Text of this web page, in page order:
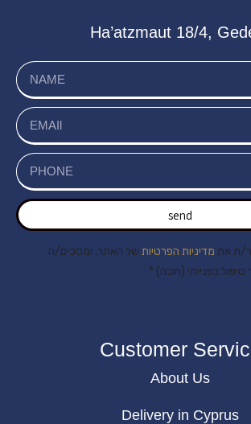
Ha’atzmaut 18/4,
send
ת את מדיניות הפרטיות של האתר, ומסכים/ה
בפנייתי (חובה) *
Customer
About Us
Delivery in Cyprus